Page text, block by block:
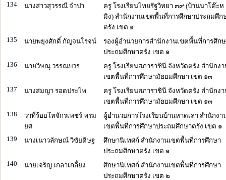
134
นางสาวสุวรรณี จำปา
ครู โรงเรียนไทยรัฐวิทยา ๓๙ (บ้านนาโต๊ะห
มิง) สำนักงานเขตพื้นที่การศึกษาประถมศึก
ตรัง เขต ๑
135
นายพยุงศักดิ์ กัญจนโรจน์
รองผู้อำนวยการสำนักงานเขตพื้นที่การศึก
ประถมศึกษาตรัง เขต ๑
136
นายวิษณุ วรรณบวร
ครู โรงเรียนสภาราชินี จังหวัดตรัง สำนักง
เขตพื้นที่การศึกษามัธยมศึกษา เขต ๑๓
137
นางสมญา รอดประไพ
ครู โรงเรียนสภาราชินี จังหวัดตรัง สำนักง
เขตพื้นที่การศึกษามัธยมศึกษา เขต ๑๓
138
ว่าที่ร้อยโทจักรเพชร์ พรม
ยศ
ผู้อำนวยการโรงเรียนบ้านหาดเลา สำนักงา
เขตพื้นที่การศึกษาประถมศึกษาตรัง เขต ๑
139
นางเนาวลักษณ์ วิชัยดิษฐ
ศึกษานิเทศก์ สำนักงานเขตพื้นที่การศึกษา
ประถมศึกษาตรัง เขต ๑
140
นายเจริญ เกลาเกลี้ยง
ศึกษานิเทศก์ สำนักงานเขตพื้นที่การศึกษา
ประถมศึกษาตรัง เขต ๒